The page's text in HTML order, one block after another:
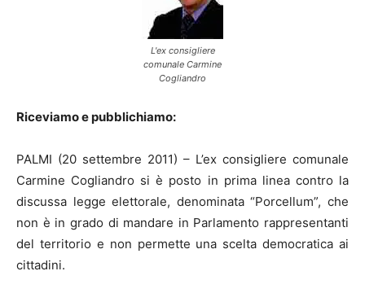
L'ex consigliere
comunale Carmine
Cogliandro
Riceviamo e pubblichiamo:
PALMI (20 settembre 2011) – L’ex consigliere comunale
Carmine Cogliandro si è posto in prima linea contro la
discussa legge elettorale, denominata “Porcellum”, che
non è in grado di mandare in Parlamento rappresentanti
del territorio e non permette una scelta democratica ai
cittadini.